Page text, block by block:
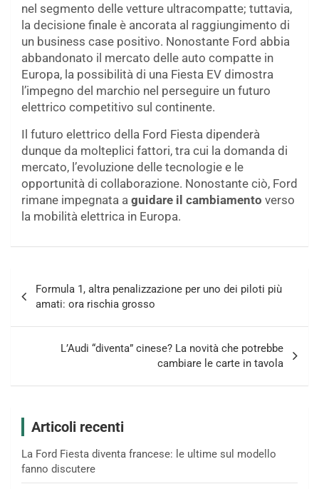
nel segmento delle vetture ultracompatte; tuttavia,
la decisione finale è ancorata al raggiungimento di
un business case positivo. Nonostante Ford abbia
abbandonato il mercato delle auto compatte in
Europa, la possibilità di una Fiesta EV dimostra
l’impegno del marchio nel perseguire un futuro
elettrico competitivo sul continente.
Il futuro elettrico della Ford Fiesta dipenderà
dunque da molteplici fattori, tra cui la domanda di
mercato, l’evoluzione delle tecnologie e le
opportunità di collaborazione. Nonostante ciò, Ford
rimane impegnata a guidare il cambiamento verso
la mobilità elettrica in Europa.
articoli
Formula 1, altra penalizzazione per uno dei piloti più
amati: ora rischia grosso
L’Audi “diventa” cinese? La novità che potrebbe
cambiare le carte in tavola
Articoli recenti
La Ford Fiesta diventa francese: le ultime sul modello
fanno discutere